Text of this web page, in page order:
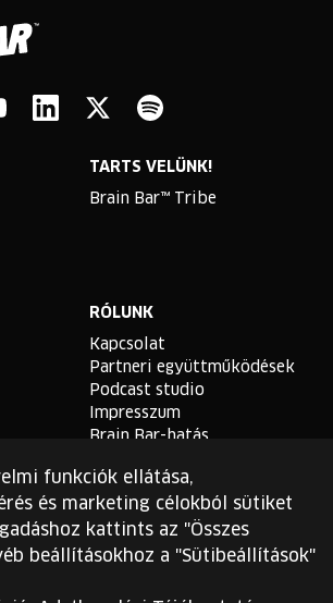
TARTS VELÜNK!
Brain Bar™ Tribe
RÓLUNK
Kapcsolat
Partneri együttműködések
Podcast studio
Impresszum
Brain Bar-hatás
funkciók ellátása,
és marketing célokból sütiket
kattints az "Összes
beállításokhoz a "Sütibeállítások"